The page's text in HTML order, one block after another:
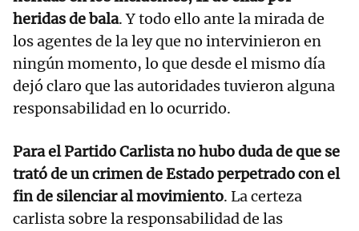
heridas de bala. Y todo ello ante la mirada de
los agentes de la ley que no intervinieron en
ningún momento, lo que desde el mismo día
dejó claro que las autoridades tuvieron alguna
responsabilidad en lo ocurrido.
Para el Partido Carlista no hubo duda de que se
trató de un crimen de Estado perpetrado con el
fin de silenciar al movimiento. La certeza
carlista sobre la responsabilidad de las